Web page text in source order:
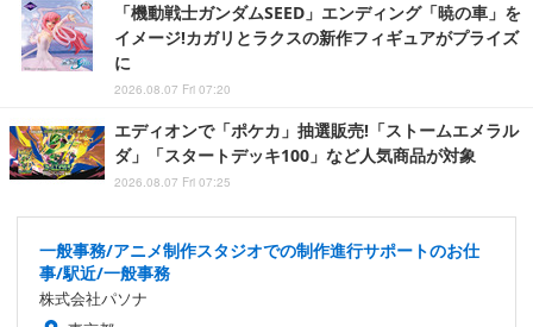
「機動戦士ガンダムSEED」エンディング「暁の車」を
イメージ!カガリとラクスの新作フィギュアがプライズ
に
2026.08.07 Fri 07:20
エディオンで「ポケカ」抽選販売!「ストームエメラル
ダ」「スタートデッキ100」など人気商品が対象
2026.08.07 Fri 07:25
一般事務/アニメ制作スタジオでの制作進行サポートのお仕
事/駅近/一般事務
株式会社パソナ